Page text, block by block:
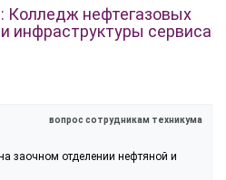
Колледж нефтегазовых
инфраструктуры сервиса
вопрос сотрудникам техникума
заочном отделении нефтяной и